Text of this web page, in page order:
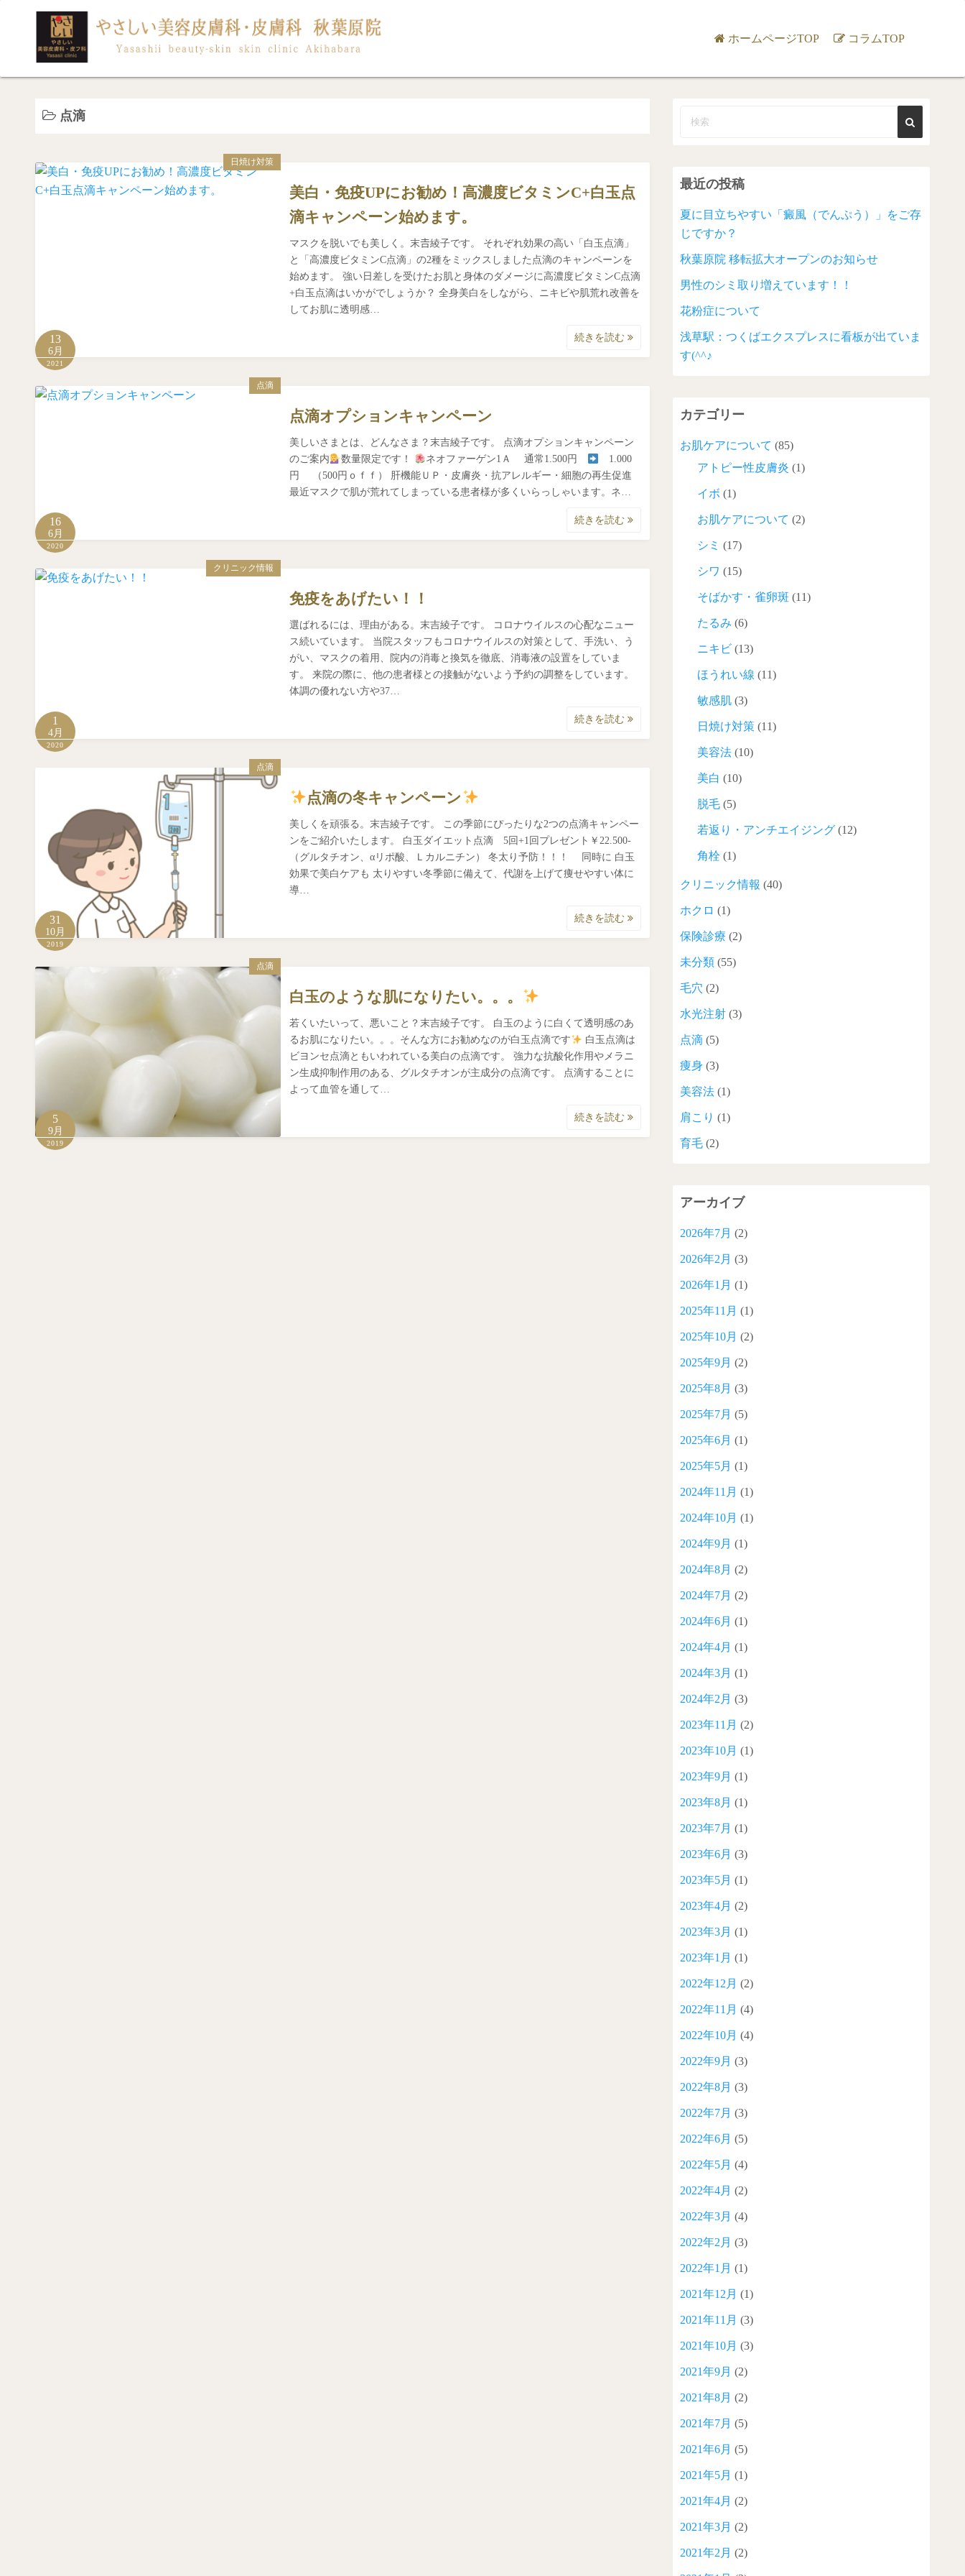
ホームページTOP コラムTOP
点滴
日焼け対策
13
6月
2021
美白・免疫UPにお勧め！高濃度ビタミンC+白玉点
滴キャンペーン始めます。
マスクを脱いでも美しく。末𠮷綾子です。 それぞれ効果の高い「白玉点滴」
と「高濃度ビタミンC点滴」の2種をミックスしました点滴のキャンペーンを
始めます。 強い日差しを受けたお肌と身体のダメージに高濃度ビタミンC点滴
+白玉点滴はいかがでしょうか？ 全身美白をしながら、ニキビや肌荒れ改善を
してお肌に透明感…
続きを読む
点滴
16
6月
2020
点滴オプションキャンペーン
美しいさまとは、どんなさま？末吉綾子です。 点滴オプションキャンペーン
のご案内
数量限定です！ ネオファーゲン1Ａ 通常1.500円
1.000
円 （500円ｏｆｆ） 肝機能ＵＰ・皮膚炎・抗アレルギー・細胞の再生促進
最近マスクで肌が荒れてしまっている患者様が多くいらっしゃいます。ネ…
続きを読む
クリニック情報
1
4月
2020
免疫をあげたい！！
選ばれるには、理由がある。末吉綾子です。 コロナウイルスの心配なニュー
ス続いています。 当院スタッフもコロナウイルスの対策として、手洗い、う
がい、マスクの着用、院内の消毒と換気を徹底、消毒液の設置をしていま
す。 来院の際に、他の患者様との接触がないよう予約の調整をしています。
体調の優れない方や37…
続きを読む
点滴
31
10月
2019
点滴の冬キャンペーン
美しくを頑張る。末吉綾子です。 この季節にぴったりな2つの点滴キャンペー
ンをご紹介いたします。 白玉ダイエット点滴 5回+1回プレゼント￥22.500-
（グルタチオン、αリポ酸、Ｌカルニチン） 冬太り予防！！！ 同時に 白玉
効果で美白ケアも 太りやすい冬季節に備えて、代謝を上げて痩せやすい体に
導…
続きを読む
点滴
5
9月
2019
白玉のような肌になりたい。。。
若くいたいって、悪いこと？末吉綾子です。 白玉のように白くて透明感のあ
るお肌になりたい。。。そんな方にお勧めなのが白玉点滴です
白玉点滴は
ビヨンセ点滴ともいわれている美白の点滴です。 強力な抗酸化作用やメラニ
ン生成抑制作用のある、グルタチオンが主成分の点滴です。 点滴することに
よって血管を通して…
続きを読む
最近の投稿
夏に目立ちやすい「癜風（でんぷう）」をご存
じですか？
秋葉原院 移転拡大オープンのお知らせ
男性のシミ取り増えています！！
花粉症について
浅草駅：つくばエクスプレスに看板が出ていま
す(^^♪
カテゴリー
お肌ケアについて (85)
アトピー性皮膚炎 (1)
イボ (1)
お肌ケアについて (2)
シミ (17)
シワ (15)
そばかす・雀卵斑 (11)
たるみ (6)
ニキビ (13)
ほうれい線 (11)
敏感肌 (3)
日焼け対策 (11)
美容法 (10)
美白 (10)
脱毛 (5)
若返り・アンチエイジング (12)
角栓 (1)
クリニック情報 (40)
ホクロ (1)
保険診療 (2)
未分類 (55)
毛穴 (2)
水光注射 (3)
点滴 (5)
痩身 (3)
美容法 (1)
肩こり (1)
育毛 (2)
アーカイブ
2026年7月 (2)
2026年2月 (3)
2026年1月 (1)
2025年11月 (1)
2025年10月 (2)
2025年9月 (2)
2025年8月 (3)
2025年7月 (5)
2025年6月 (1)
2025年5月 (1)
2024年11月 (1)
2024年10月 (1)
2024年9月 (1)
2024年8月 (2)
2024年7月 (2)
2024年6月 (1)
2024年4月 (1)
2024年3月 (1)
2024年2月 (3)
2023年11月 (2)
2023年10月 (1)
2023年9月 (1)
2023年8月 (1)
2023年7月 (1)
2023年6月 (3)
2023年5月 (1)
2023年4月 (2)
2023年3月 (1)
2023年1月 (1)
2022年12月 (2)
2022年11月 (4)
2022年10月 (4)
2022年9月 (3)
2022年8月 (3)
2022年7月 (3)
2022年6月 (5)
2022年5月 (4)
2022年4月 (2)
2022年3月 (4)
2022年2月 (3)
2022年1月 (1)
2021年12月 (1)
2021年11月 (3)
2021年10月 (3)
2021年9月 (2)
2021年8月 (2)
2021年7月 (5)
2021年6月 (5)
2021年5月 (1)
2021年4月 (2)
2021年3月 (2)
2021年2月 (2)